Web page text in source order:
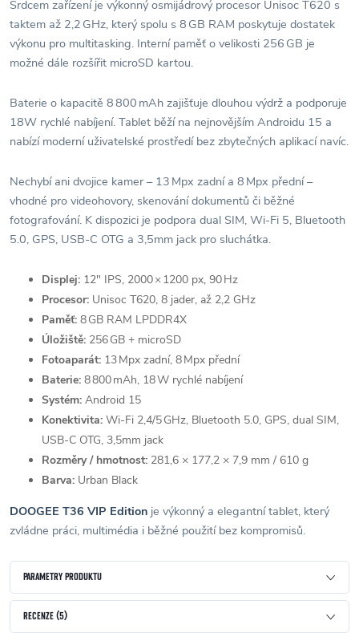
Srdcem zařízení je výkonný osmijádrový procesor Unisoc T620 s
taktem až 2,2 GHz, který spolu s 8 GB RAM poskytuje dostatek
výkonu pro multitasking. Interní paměť o velikosti 256 GB je
možné dále rozšířit microSD kartou.
Baterie o kapacitě 8 800 mAh zajišťuje dlouhou výdrž a podporuje
18W rychlé nabíjení. Tablet běží na nejnovějším Androidu 15 a
nabízí moderní uživatelské prostředí bez zbytečných aplikací navíc.
Nechybí ani dvojice kamer – 13 Mpx zadní a 8 Mpx přední –
vhodné pro videohovory, skenování dokumentů či běžné
fotografování. K dispozici je podpora dual SIM, Wi‑Fi 5, Bluetooth
5.0, GPS, USB‑C OTG a 3,5mm jack pro sluchátka.
Displej: 12″ IPS, 2000 × 1200 px, 90 Hz
Procesor: Unisoc T620, 8 jader, až 2,2 GHz
Paměť: 8 GB RAM LPDDR4X
Úložiště: 256 GB + microSD
Fotoaparát: 13 Mpx zadní, 8 Mpx přední
Baterie: 8 800 mAh, 18 W rychlé nabíjení
Systém: Android 15
Konektivita: Wi‑Fi 2,4/5 GHz, Bluetooth 5.0, GPS, dual SIM,
USB‑C OTG, 3,5mm jack
Rozměry / hmotnost: 281,6 × 177,2 × 7,9 mm / 610 g
Barva: Urban Black
DOOGEE T36 VIP Edition je výkonný a elegantní tablet, který
zvládne práci, multimédia i běžné použití bez kompromisů.
PARAMETRY PRODUKTU
RECENZE (5)